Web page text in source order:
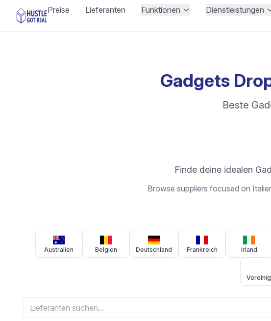
Preise Lieferanten Funktionen Dienstleistungen
Gadgets
Beste
Finde deine idealen
Browse suppliers focused on
Australien Belgien Deutschland Frankreich Irland